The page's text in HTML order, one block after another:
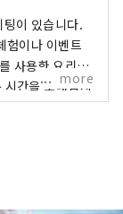
이 있습니다.
험이나 이벤트
사용한 요리도
시간을 보내십시
more